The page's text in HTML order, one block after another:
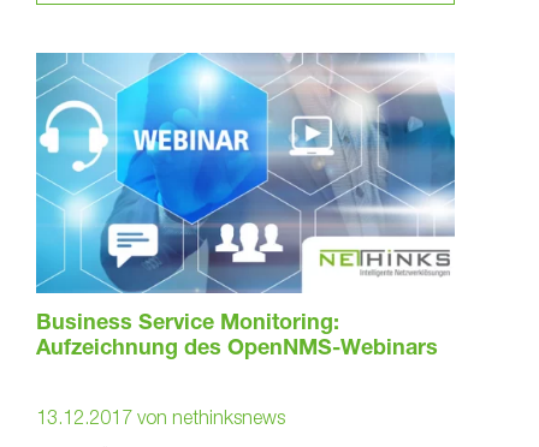
Business Service Monitoring:
Aufzeichnung des OpenNMS-Webinars
13.12.2017 von nethinksnews